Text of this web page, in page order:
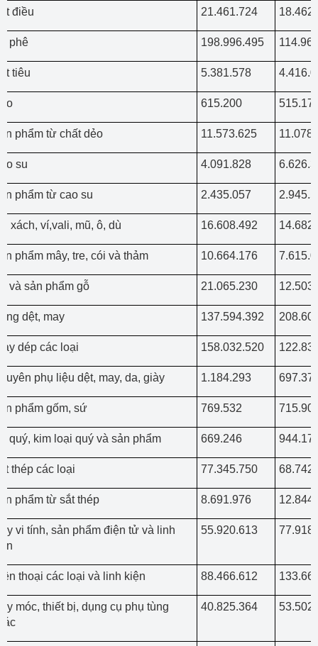
điều 21.461.724
phê 198.996.495
tiêu 5.381.578
615.200
phẩm từ chất dẻo 11.573.625
su 4.091.828
phẩm từ cao su 2.435.057
xách, ví,vali, mũ, ô, dù 16.608.492
phẩm mây, tre, cói và thảm 10.664.176
và sản phẩm gỗ 21.065.230
dệt, may 137.594.392
dép các loại 158.032.520
phụ liệu dệt, may, da, giày 1.184.293
phẩm gốm, sứ 769.532
quý, kim loại quý và sản phẩm 669.246
thép các loại 77.345.750
phẩm từ sắt thép 8.691.976
vi tính, sản phẩm điện tử và linh
55.920.613
thoại các loại và linh kiện 88.466.612
móc, thiết bị, dụng cụ phụ tùng
40.825.364